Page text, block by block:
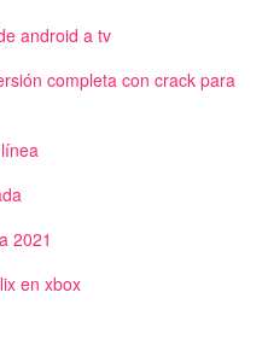
android a tv
completa con crack para
2021
en xbox